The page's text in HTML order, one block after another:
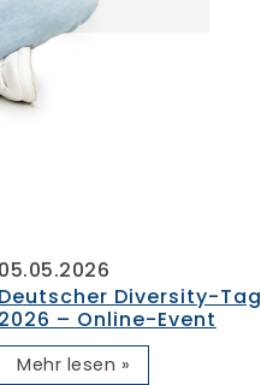
05.05.2026
Deutscher Diversity-Tag
2026 – Online-Event
Mehr lesen »